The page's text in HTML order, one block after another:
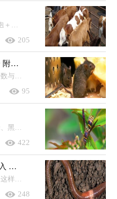
205
老鼠多久生一窝,一窝生几个 附老鼠繁殖季节
老鼠每年的产仔次数以及每窝仔数与老鼠种类有关，但大多数老鼠妊娠期短，每年可产6-8胎，以褐家鼠为例，每胎约5-6只鼠仔，并且之后每一胎都...
95
胡蜂种类有金环胡蜂、黑尾胡蜂、黑盾胡蜂、黄腰胡蜂、黄脚胡蜂。1、金环胡蜂：该蜂种的体型很大，性情凶猛，是世界上最大的胡蜂种类。2...
422
地龙养殖方法一亩有多少收入 附投入和收益
可将地龙养殖在果树下的空地，这样不但可充分利用土地，也能促进果实生产。也可以将地龙养殖在地下室里面，地下室周围的湿度比较高。或...
248